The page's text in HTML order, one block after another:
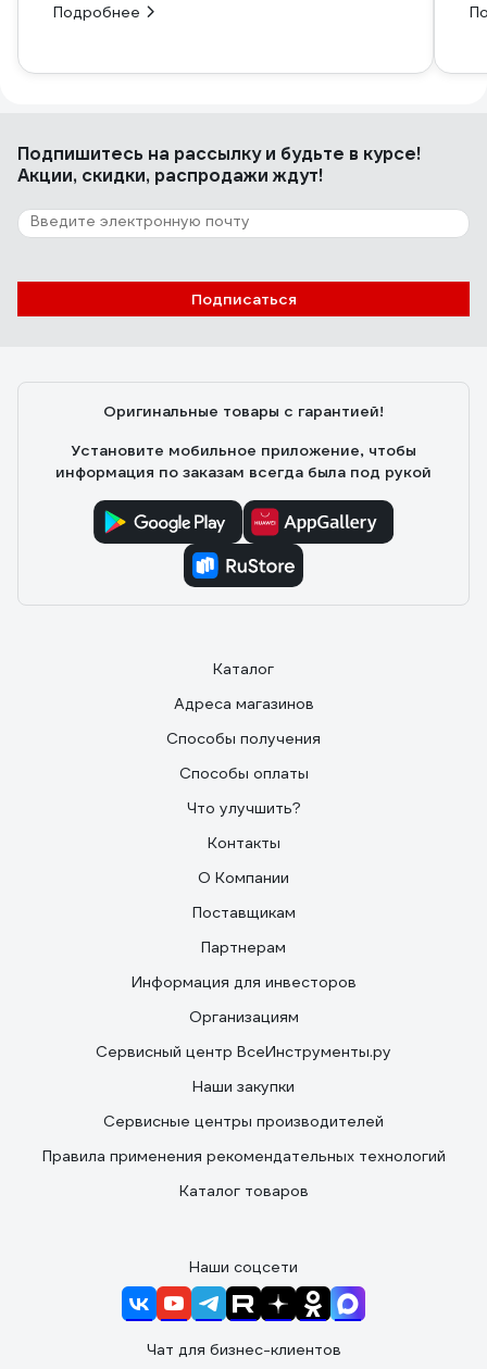
Подробнее
Подпишитесь на рассылкуи будьте в курсе!
Акции, скидки, распродажи ждут!
Подписаться
Оригинальные товары с гарантией!
Установите мобильное приложение, чтобы
информация по заказам всегда была под рукой
Каталог
Адреса магазинов
Способы получения
Способы оплаты
Что улучшить?
Контакты
О Компании
Поставщикам
Партнерам
Информация для инвесторов
Организациям
Сервисный центр ВсеИнструменты.ру
Наши закупки
Сервисные центры производителей
Правила применения рекомендательных технологий
Каталог товаров
Наши соцсети
Чат для бизнес-клиентов